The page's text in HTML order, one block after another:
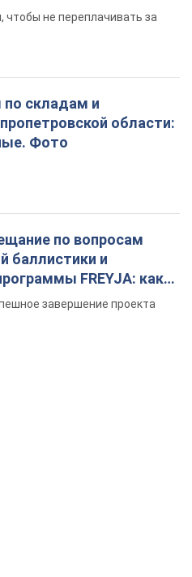
чтобы не переплачивать за
по складам и
области:
Фото
по вопросам
баллистики и
FREYJA: какие
завершение проекта